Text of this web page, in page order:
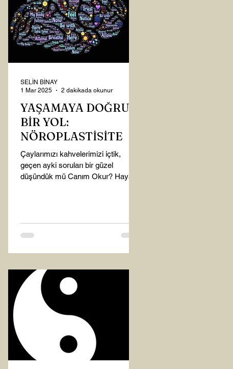
YAŞAMAYA DOĞRU
BİR YOL:
NÖROPLASTİSİTE
Çaylarımızı kahvelerimizi içtik,
geçen ayki soruları bir güzel
düşündük mü Canım Okur? Hayatta
SELİN BİNAY
1 Mar 2025
2 dakikada okunur